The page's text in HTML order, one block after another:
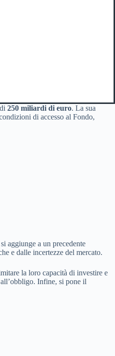
250 miliardi di euro. La sua
di accesso al Fondo,
aggiunge a un precedente
e dalle incertezze del mercato.
la loro capacità di investire e
Infine, si pone il